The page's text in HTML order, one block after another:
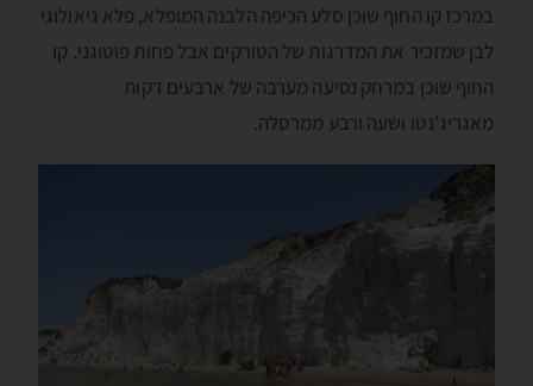
במרכז קו החוף שוכן סלע הכיפה הלבנה המופלא, פלא גיאולוגי
לבן שמזכיר את המדרגות של הטורקים אבל פחות פוטוגני. קו
החוף שוכן במרחק נסיעה מערבה של ארבעים דקות
מאגריג'נטו ושעה ורבע ממרסלה.